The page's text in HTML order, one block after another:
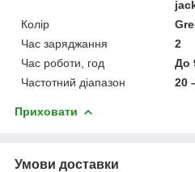
Колір
Час заряджання
2
Час роботи, год
До
Частотний діапазон
20
Приховати
Умови доставки